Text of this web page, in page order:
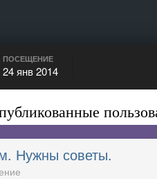
ПОСЕЩЕНИЕ
24 янв 2014
Нужны советы.